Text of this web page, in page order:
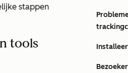
stappen
tools